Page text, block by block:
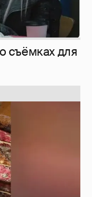
съёмках для